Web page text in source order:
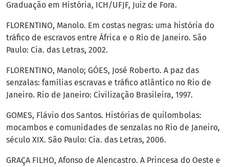
Graduação em História, ICH/UFJF, Juiz de Fora.
FLORENTINO, Manolo. Em costas negras: uma história do
tráfico de escravos entre África e o Rio de Janeiro. São
Paulo: Cia. das Letras, 2002.
FLORENTINO, Manolo; GÓES, José Roberto. A paz das
senzalas: famílias escravas e tráfico atlântico no Rio de
Janeiro. Rio de Janeiro: Civilização Brasileira, 1997.
GOMES, Flávio dos Santos. Histórias de quilombolas:
mocambos e comunidades de senzalas no Rio de Janeiro,
século XIX. São Paulo: Cia. das Letras, 2006.
GRAÇA FILHO, Afonso de Alencastro. A Princesa do Oeste e